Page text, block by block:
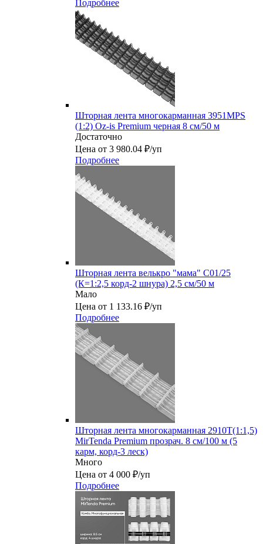
Подробнее
Шторная лента многокарманная 3951MPS
(1:2) Oz-is Premium черная 8 см/50 м
Достаточно
Цена от 3 980.04 ₽/уп
Подробнее
Шторная лента велькро "мама" C01/25
(К=1:2,5 корд-2 шнура) 2,5 см/50 м
Мало
Цена от 1 133.16 ₽/уп
Подробнее
Шторная лента многокарманная 2910Т(1:1,5)
MirTenda Premium прозрач. 8 см/100 м (5
карм, корд-3 леск)
Много
Цена от 4 000 ₽/уп
Подробнее